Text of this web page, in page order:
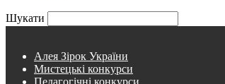
Шукати
Алея Зірок України
Мистецькі конкурси
Педагогічні конкурси